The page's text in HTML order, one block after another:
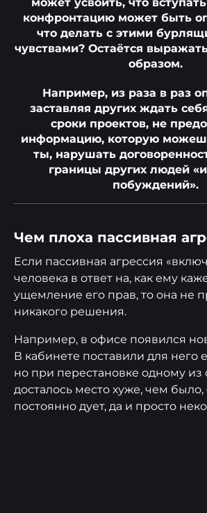
конфронтацию может быть
что делать с этими
чувствами? Остаётся
образом.
Например, из раза в раз
заставляя других ждать
сроки проектов, не
информацию, которую
ты, нарушать
границы других людей
побуждений».
Чем плоха пассивная
Если пассивная агрессия
человека в ответ на, как ему
ущемление его прав, то она не
никакого решения.
Например, в офисе появился
В кабинете поставили для него
но при перестановке одному из
досталось место хуже, чем
постоянно дует, да и просто